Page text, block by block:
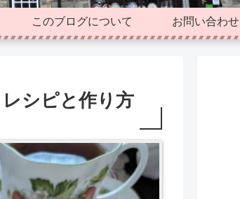
このブログについて お問い合わせ
シピと作り方